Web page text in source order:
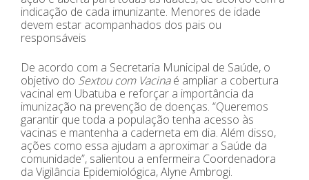
indicação de cada imunizante. Menores de idade
devem estar acompanhados dos pais ou
responsáveis
De acordo com a Secretaria Municipal de Saúde, o
objetivo do Sextou com Vacinaé ampliar a cobertura
vacinal em Ubatuba e reforçar a importância da
imunização na prevenção de doenças. “Queremos
garantir que toda a população tenha acesso às
vacinas e mantenha a caderneta em dia. Além disso,
ações como essa ajudam a aproximar a Saúde da
comunidade”, salientou a enfermeira Coordenadora
da Vigilância Epidemiológica, Alyne Ambrogi.